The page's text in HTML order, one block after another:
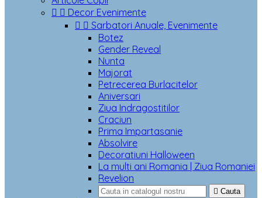
  Decor Evenimente
  Sarbatori Anuale, Evenimente
Botez
Gender Reveal
Nunta
Majorat
Petrecerea Burlacitelor
Aniversari
Ziua Indragostitilor
Craciun
Prima Impartasanie
Absolvire
Decoratiuni Halloween
La multi ani Romania | Ziua Romaniei
Revelion
 Cauta